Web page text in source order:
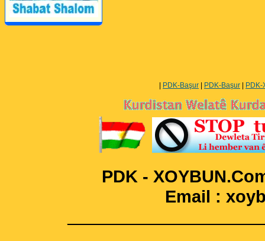
PDK-Başur PDK-Başur
PDK -
Email :